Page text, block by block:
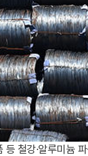
철강·알루미늄